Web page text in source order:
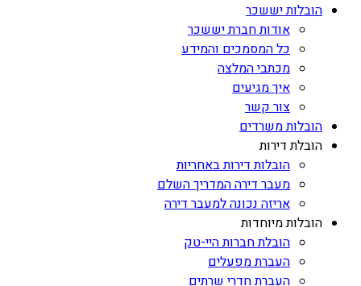
הובלות יששכר
אודות חברת יששכר
כל המסמכים והמידע
מכתבי המלצה
איך מגיעים
צור קשר
הובלות משרדים
הובלת דירות
הובלות דירות באחריות
מעבר דירה המדריך השלם
אריזה נכונה למעבר דירה
הובלות מיוחדות
הובלת חברות היי-טק
העברת מפעלים
העברת חדרי שרתים